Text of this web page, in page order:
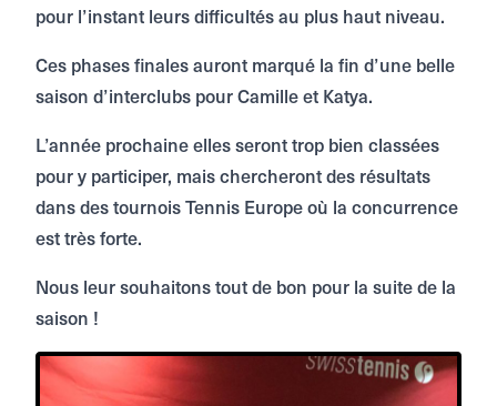
pour l’instant leurs difficultés au plus haut niveau.
Ces phases finales auront marqué la fin d’une belle
saison d’interclubs pour Camille et Katya.
L’année prochaine elles seront trop bien classées
pour y participer, mais chercheront des résultats
dans des tournois Tennis Europe où la concurrence
est très forte.
Nous leur souhaitons tout de bon pour la suite de la
saison !